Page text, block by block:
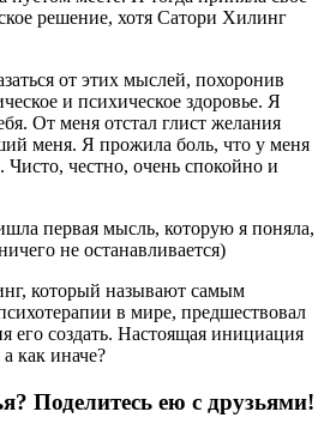
решение, хотя Сатори Хилинг
от этих мыслей, похоронив
и психическое здоровье. Я
От меня отстал глист желания
меня. Я прожила боль, что у меня
Чисто, честно, очень спокойно и
первая мысль, которую я поняла,
не останавливается)
который называют самым
в мире, предшествовал
его создать. Настоящая инициация
как иначе?
Поделитесь ею с друзьями!